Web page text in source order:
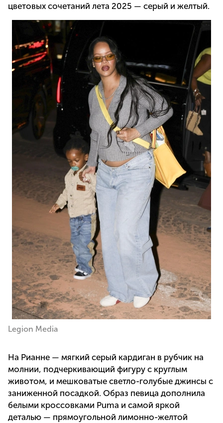
цветовых сочетаний лета 2025 — серый и желтый.
Legion Media
На Рианне — мягкий серый кардиган в рубчик на
молнии, подчеркивающий фигуру с круглым
животом, и мешковатые светло-голубые джинсы с
заниженной посадкой. Образ певица дополнила
белыми кроссовками Puma и самой яркой
деталью — прямоугольной лимонно-желтой